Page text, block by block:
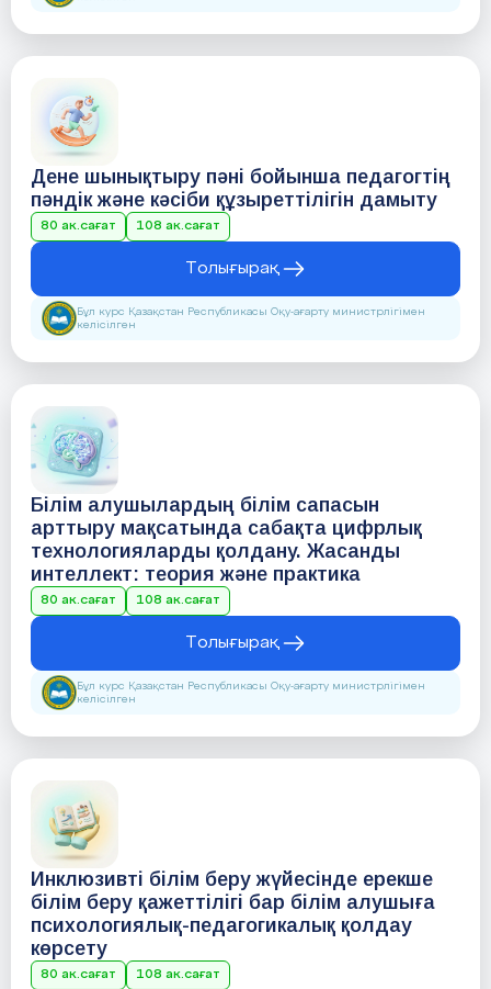
Дене шынықтыру пәні бойынша педагогтің
пәндік және кәсіби құзыреттілігін дамыту
80 ак.сағат 108 ак.сағат
Толығырақ
Бұл курс Қазақстан Республикасы Оқу-ағарту министрлігімен
келісілген
Білім алушылардың білім сапасын
арттыру мақсатында сабақта цифрлық
технологияларды қолдану. Жасанды
интеллект: теория және практика
80 ак.сағат 108 ак.сағат
Толығырақ
Бұл курс Қазақстан Республикасы Оқу-ағарту министрлігімен
келісілген
Инклюзивті білім беру жүйесінде ерекше
білім беру қажеттілігі бар білім алушыға
психологиялық-педагогикалық қолдау
көрсету
80 ак.сағат 108 ак.сағат